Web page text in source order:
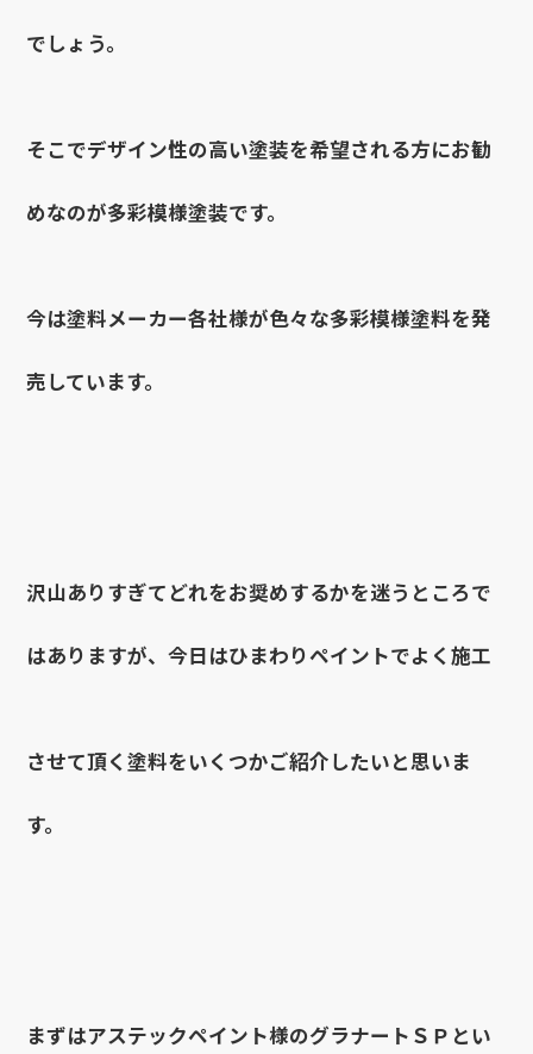
でしょう。
そこでデザイン性の高い塗装を希望される方にお勧
めなのが多彩模様塗装です。
今は塗料メーカー各社様が色々な多彩模様塗料を発
売しています。
沢山ありすぎてどれをお奨めするかを迷うところで
はありますが、今日はひまわりペイントでよく施工
させて頂く塗料をいくつかご紹介したいと思いま
す。
まずはアステックペイント様のグラナートＳＰとい